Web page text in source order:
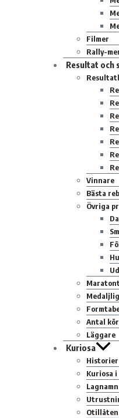
Filmer
Rally-
Resultat och
Vinnare
Bästa
Övriga
Antal
Läggare
Kuriosa
Historier
Kuriosa
Lagnamn